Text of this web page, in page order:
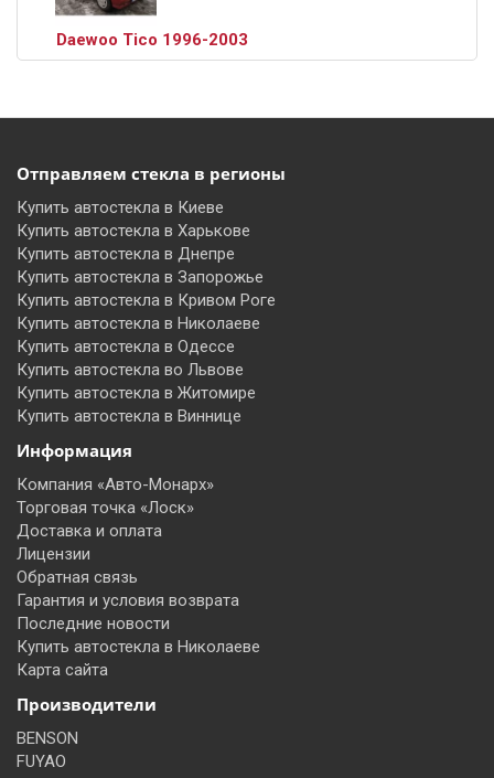
Daewoo Tico 1996-2003
Отправляем стекла в регионы
Купить автостекла в Киеве
Купить автостекла в Харькове
Купить автостекла в Днепре
Купить автостекла в Запорожье
Купить автостекла в Кривом Роге
Купить автостекла в Николаеве
Купить автостекла в Одессе
Купить автостекла во Львове
Купить автостекла в Житомире
Купить автостекла в Виннице
Информация
Компания «Авто-Монарх»
Торговая точка «Лоск»
Доставка и оплата
Лицензии
Обратная связь
Гарантия и условия возврата
Последние новости
Купить автостекла в Николаеве
Карта сайта
Производители
BENSON
FUYAO